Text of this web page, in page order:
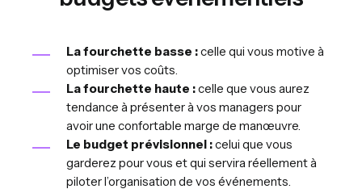
La fourchette basse :celle qui vous motive à
optimiser vos coûts.
La fourchette haute :celle que vous aurez
tendance à présenter à vos managers pour
avoir une confortable marge de manœuvre.
Le budget prévisionnel :celui que vous
garderez pour vous et qui servira réellement à
piloter l’organisation de vos événements.